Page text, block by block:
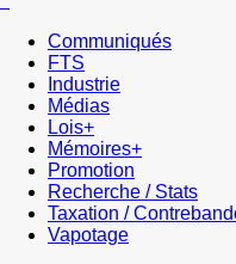
Communiqués
FTS
Industrie
Médias
Lois+
Mémoires+
Promotion
Recherche / Stats
Taxation /
Vapotage